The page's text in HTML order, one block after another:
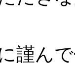
謹ん